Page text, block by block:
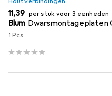
EUR
11,39 per stuk voor 3 eenheden
Blum Dwarsmontageplaten
1 Pcs.